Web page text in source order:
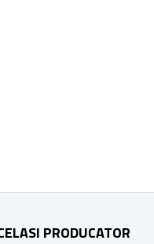
PRODUCATOR